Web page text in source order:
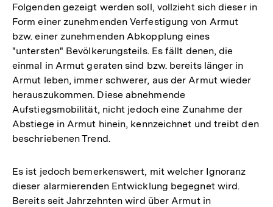
Folgenden gezeigt werden soll, vollzieht sich dieser in
Form einer zunehmenden Verfestigung von Armut
bzw. einer zunehmenden Abkopplung eines
"untersten" Bevölkerungsteils. Es fällt denen, die
einmal in Armut geraten sind bzw. bereits länger in
Armut leben, immer schwerer, aus der Armut wieder
herauszukommen. Diese abnehmende
Aufstiegsmobilität, nicht jedoch eine Zunahme der
Abstiege in Armut hinein, kennzeichnet und treibt den
beschriebenen Trend.
Es ist jedoch bemerkenswert, mit welcher Ignoranz
dieser alarmierenden Entwicklung begegnet wird.
Bereits seit Jahrzehnten wird über Armut in